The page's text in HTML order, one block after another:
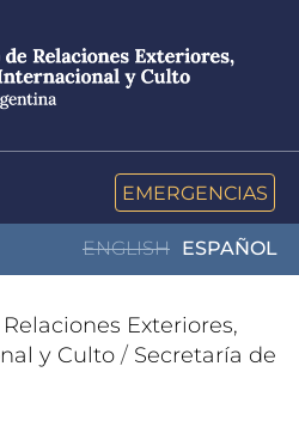
EMERGENCIAS
ENGLISH ESPAÑOL
Exteriores,
y Culto / Secretaría de